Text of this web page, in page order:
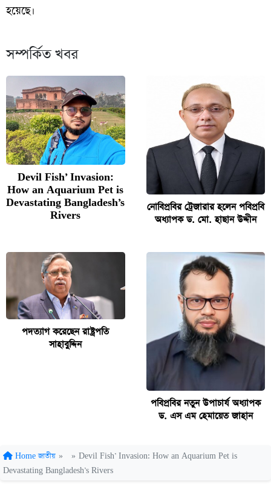
হয়েছে।
সম্পর্কিত খবর
Devil Fish’ Invasion:
How an Aquarium Pet is
Devastating Bangladesh’s
Rivers
নোবিপ্রবির ট্রেজারার হলেন পবিপ্রবি
অধ্যাপক ড. মো. হাছান উদ্দীন
পদত্যাগ করেছেন রাষ্ট্রপতি
সাহাবুদ্দিন
পবিপ্রবির নতুন উপাচার্য অধ্যাপক
ড. এস এম হেমায়েত জাহান
Home জাতীয় » » Devil Fish’ Invasion: How an Aquarium Pet is
Devastating Bangladesh’s Rivers